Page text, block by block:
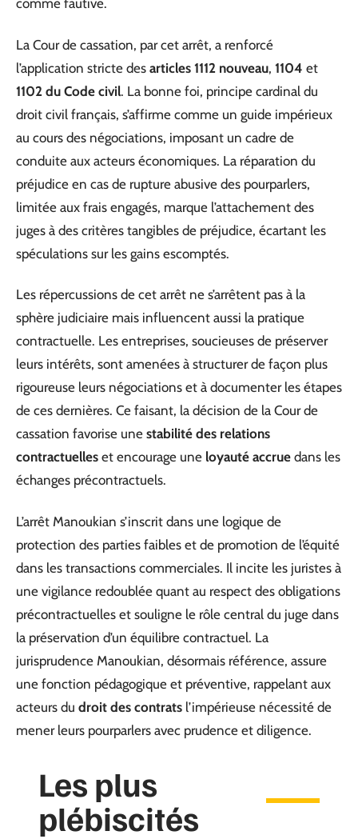
comme fautive.
La Cour de cassation, par cet arrêt, a renforcé
l’application stricte des articles 1112 nouveau, 1104 et
1102 du Code civil. La bonne foi, principe cardinal du
droit civil français, s’affirme comme un guide impérieux
au cours des négociations, imposant un cadre de
conduite aux acteurs économiques. La réparation du
préjudice en cas de rupture abusive des pourparlers,
limitée aux frais engagés, marque l’attachement des
juges à des critères tangibles de préjudice, écartant les
spéculations sur les gains escomptés.
Les répercussions de cet arrêt ne s’arrêtent pas à la
sphère judiciaire mais influencent aussi la pratique
contractuelle. Les entreprises, soucieuses de préserver
leurs intérêts, sont amenées à structurer de façon plus
rigoureuse leurs négociations et à documenter les étapes
de ces dernières. Ce faisant, la décision de la Cour de
cassation favorise une stabilité des relations
contractuelles et encourage une loyauté accrue dans les
échanges précontractuels.
L’arrêt Manoukian s’inscrit dans une logique de
protection des parties faibles et de promotion de l’équité
dans les transactions commerciales. Il incite les juristes à
une vigilance redoublée quant au respect des obligations
précontractuelles et souligne le rôle central du juge dans
la préservation d’un équilibre contractuel. La
jurisprudence Manoukian, désormais référence, assure
une fonction pédagogique et préventive, rappelant aux
acteurs du droit des contrats l’impérieuse nécessité de
mener leurs pourparlers avec prudence et diligence.
Les plus
plébiscités